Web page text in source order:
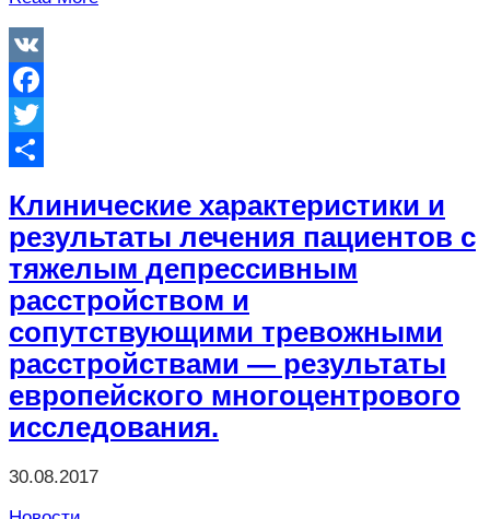
VK
Facebook
Twitter
Клинические характеристики и
результаты лечения пациентов с
тяжелым депрессивным
расстройством и
сопутствующими тревожными
расстройствами — результаты
европейского многоцентрового
исследования.
30.08.2017